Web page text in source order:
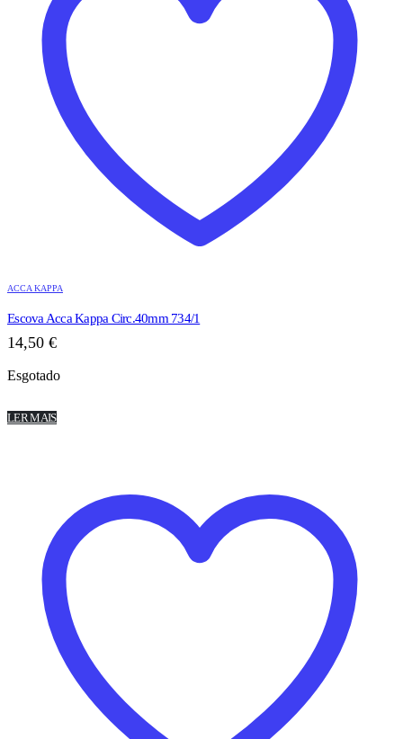
ACCA KAPPA
Escova Acca Kappa Circ.40mm 734/1
14,50 €
Esgotado
LER MAIS